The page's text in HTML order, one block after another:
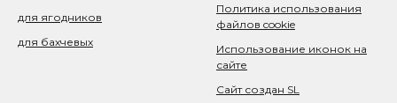
для ягодников
для бахчевых
Политика использования
файлов cookie
Использование иконок на
сайте
Сайт создан SL